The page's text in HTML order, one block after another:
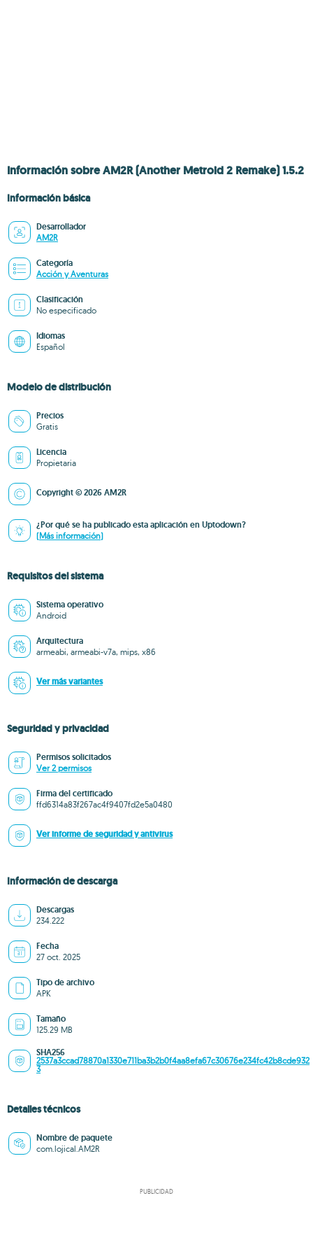
Información sobre AM2R (Another Metroid 2 Remake) 1.5.2
Información básica
Desarrollador
AM2R
Categoría
Acción y Aventuras
Clasificación
No especificado
Idiomas
Español
Modelo de distribución
Precios
Gratis
Licencia
Propietaria
Copyright © 2026 AM2R
¿Por qué se ha publicado esta aplicación en Uptodown?
(Más información)
Requisitos del sistema
Sistema operativo
Android
Arquitectura
armeabi, armeabi-v7a, mips, x86
Ver más variantes
Seguridad y privacidad
Permisos solicitados
Ver 2 permisos
Firma del certificado
ffd6314a83f267ac4f9407fd2e5a0480
Ver informe de seguridad y antivirus
Información de descarga
Descargas
234.222
Fecha
27 oct. 2025
Tipo de archivo
APK
Tamaño
125.29 MB
SHA256
2537a3ccad78870a1330e711ba3b2b0f4aa8efa67c30676e234fc42b8cde932
3
Detalles técnicos
Nombre de paquete
com.lojical.AM2R
PUBLICIDAD